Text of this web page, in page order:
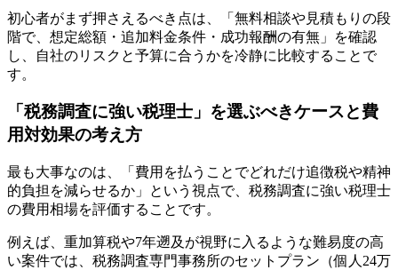
初心者がまず押さえるべき点は、「無料相談や見積もりの段
階で、想定総額・追加料金条件・成功報酬の有無」を確認
し、自社のリスクと予算に合うかを冷静に比較することで
す。
「税務調査に強い税理士」を選ぶべきケースと費
用対効果の考え方
最も大事なのは、「費用を払うことでどれだけ追徴税や精神
的負担を減らせるか」という視点で、税務調査に強い税理士
の費用相場を評価することです。
例えば、重加算税や7年遡及が視野に入るような難易度の高
い案件では、税務調査専門事務所のセットプラン（個人24万